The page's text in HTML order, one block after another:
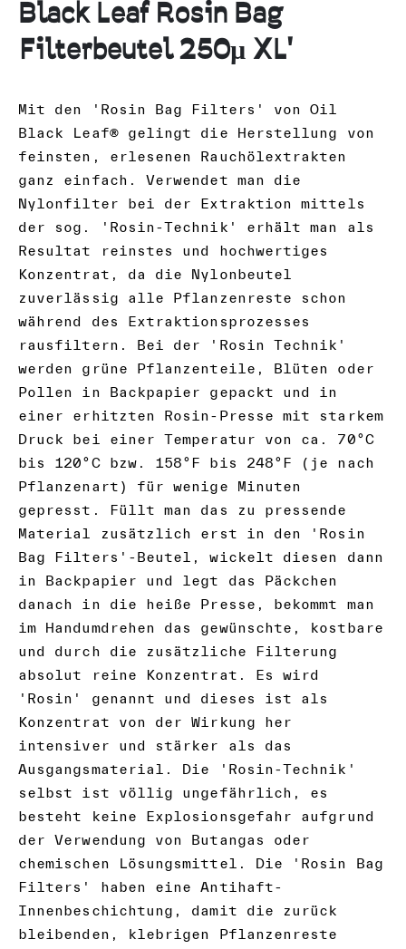
Black Leaf Rosin Bag
Filterbeutel 250µ XL'
Mit den 'Rosin Bag Filters' von Oil
Black Leaf® gelingt die Herstellung von
feinsten, erlesenen Rauchölextrakten
ganz einfach. Verwendet man die
Nylonfilter bei der Extraktion mittels
der sog. 'Rosin-Technik' erhält man als
Resultat reinstes und hochwertiges
Konzentrat, da die Nylonbeutel
zuverlässig alle Pflanzenreste schon
während des Extraktionsprozesses
rausfiltern. Bei der 'Rosin Technik'
werden grüne Pflanzenteile, Blüten oder
Pollen in Backpapier gepackt und in
einer erhitzten Rosin-Presse mit starkem
Druck bei einer Temperatur von ca. 70°C
bis 120°C bzw. 158°F bis 248°F (je nach
Pflanzenart) für wenige Minuten
gepresst. Füllt man das zu pressende
Material zusätzlich erst in den 'Rosin
Bag Filters'-Beutel, wickelt diesen dann
in Backpapier und legt das Päckchen
danach in die heiße Presse, bekommt man
im Handumdrehen das gewünschte, kostbare
und durch die zusätzliche Filterung
absolut reine Konzentrat. Es wird
'Rosin' genannt und dieses ist als
Konzentrat von der Wirkung her
intensiver und stärker als das
Ausgangsmaterial. Die 'Rosin-Technik'
selbst ist völlig ungefährlich, es
besteht keine Explosionsgefahr aufgrund
der Verwendung von Butangas oder
chemischen Lösungsmittel. Die 'Rosin Bag
Filters' haben eine Antihaft-
Innenbeschichtung, damit die zurück
bleibenden, klebrigen Pflanzenreste